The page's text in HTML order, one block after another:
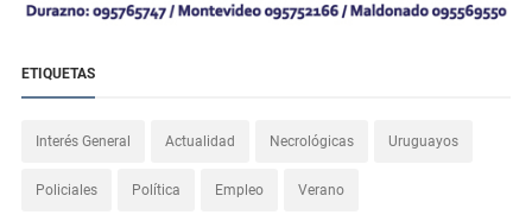
ETIQUETAS
Interés General Actualidad Necrológicas Uruguayos
Policiales Política Empleo Verano